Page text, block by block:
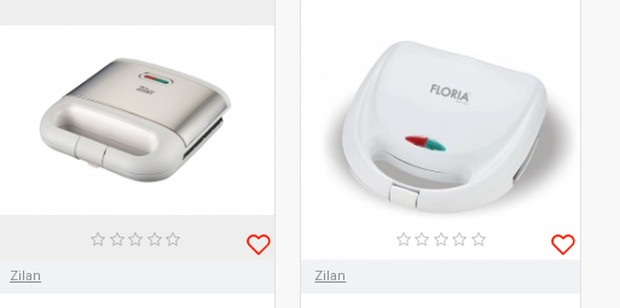
Zilan Zilan